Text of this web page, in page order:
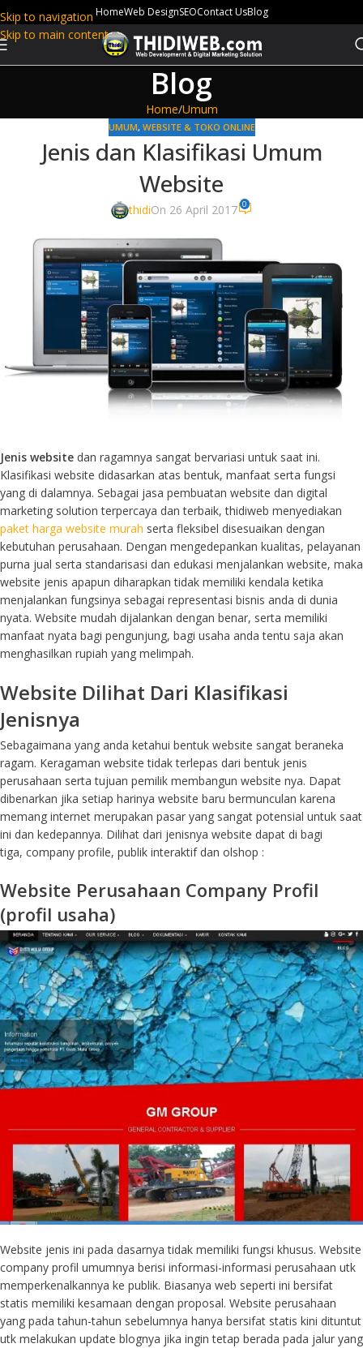
Skip to navigation
Skip to main content
HomeWeb DesignSEOContact UsBlog
Blog
Home Umum
UMUM, WEBSITE & TOKO ONLINE
Jenis dan Klasifikasi Umum
Website
thidiOn 26 April 2017 0
Jenis website dan ragamnya sangat bervariasi untuk saat ini.
Klasifikasi website didasarkan atas bentuk, manfaat serta fungsi
yang di dalamnya. Sebagai jasa pembuatan website dan digital
marketing solution terpercaya dan terbaik, thidiweb menyediakan
paket harga website murah serta fleksibel disesuaikan dengan
kebutuhan perusahaan. Dengan mengedepankan kualitas, pelayanan
purna jual serta standarisasi dan edukasi menjalankan website, maka
website jenis apapun diharapkan tidak memiliki kendala ketika
menjalankan fungsinya sebagai representasi bisnis anda di dunia
nyata. Website mudah dijalankan dengan benar, serta memiliki
manfaat nyata bagi pengunjung, bagi usaha anda tentu saja akan
menghasilkan rupiah yang melimpah.
Website Dilihat Dari Klasifikasi
Jenisnya
Sebagaimana yang anda ketahui bentuk website sangat beraneka
ragam. Keragaman website tidak terlepas dari bentuk jenis
perusahaan serta tujuan pemilik membangun website nya. Dapat
dibenarkan jika setiap harinya website baru bermunculan karena
memang internet merupakan pasar yang sangat potensial untuk saat
ini dan kedepannya. Dilihat dari jenisnya website dapat di bagi
tiga, company profile, publik interaktif dan olshop :
Website Perusahaan Company Profil
(profil usaha)
Website jenis ini pada dasarnya tidak memiliki fungsi khusus. Website
company profil umumnya berisi informasi-informasi perusahaan utk
memperkenalkannya ke publik. Biasanya web seperti ini bersifat
statis memiliki kesamaan dengan proposal. Website perusahaan
yang pada tahun-tahun sebelumnya hanya bersifat statis kini dituntut
utk melakukan update blognya jika ingin tetap berada pada jalur yang